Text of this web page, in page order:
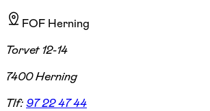
FOF Herning
Torvet 12-14
7400 Herning
Tlf:97 22 47 44